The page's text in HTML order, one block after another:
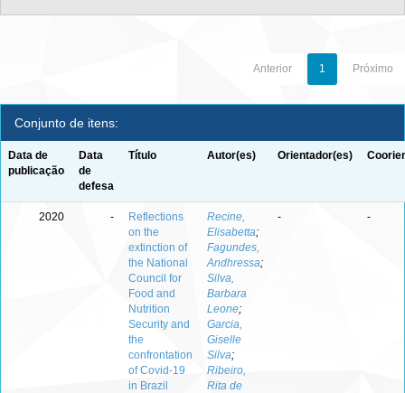
Anterior 1 Próximo
Conjunto de itens:
Data de
publicação
Data
de
defesa
Título Autor(es) Orientador(es)
2020 -
Reflections
on the
extinction of
the National
Council for
Food and
Nutrition
Security and
the
confrontation
of Covid-19
in Brazil
Recine,
Elisabetta;
Fagundes,
Andhressa;
Silva,
Barbara
Leone;
Garcia,
Giselle
Silva;
Ribeiro,
Rita de
- -